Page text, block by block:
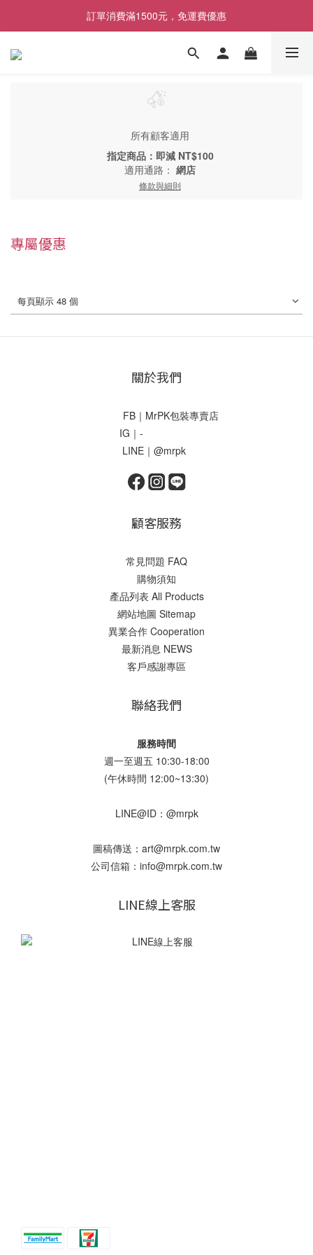
[限時優惠] 即日起登入會員消費滿1000元，回饋1%購物金
訂單消費滿1500元，免運費優惠
找包材，就來MrPK包裝專賣店
所有顧客適用
指定商品：即減 NT$100
適用通路： 網店
條款與細則
專屬優惠
每頁顯示 48 個
關於我們
FB｜MrPK包裝專賣店
IG｜-
LINE｜@mrpk
顧客服務
常見問題 FAQ
購物須知
產品列表 All Products
網站地圖 Sitemap
異業合作 Cooperation
最新消息 NEWS
客戶感謝專區
聯絡我們
服務時間
週一至週五 10:30-18:00
(午休時間 12:00~13:30)
LINE@ID：@mrpk
圖稿傳送：art@mrpk.com.tw
公司信箱：info@mrpk.com.tw
LINE線上客服